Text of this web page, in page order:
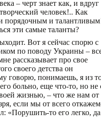
– черт знает как, и вдруг
человек!.. Как
порядочным и
эти самые таланты?
Вот я сейчас спорю с
по поводу Украины –
рассказывает про свое
своего детства он
говорю, понимаешь, я из
больно, еще что-то, но
жизнью, – что же нам
если мы от всего
то его легко, да